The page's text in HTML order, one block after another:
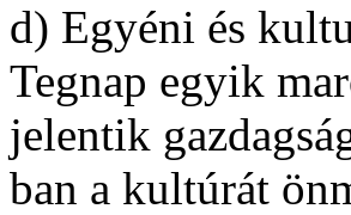
d) Egyéni és
Tegnap egyik
jelentik
ban a kultúrát